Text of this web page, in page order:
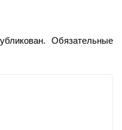
Обязательные